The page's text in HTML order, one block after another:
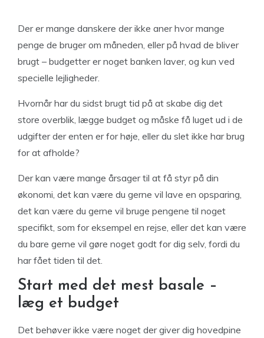
Der er mange danskere der ikke aner hvor mange
penge de bruger om måneden, eller på hvad de bliver
brugt – budgetter er noget banken laver, og kun ved
specielle lejligheder.
Hvornår har du sidst brugt tid på at skabe dig det
store overblik, lægge budget og måske få luget ud i de
udgifter der enten er for høje, eller du slet ikke har brug
for at afholde?
Der kan være mange årsager til at få styr på din
økonomi, det kan være du gerne vil lave en opsparing,
det kan være du gerne vil bruge pengene til noget
specifikt, som for eksempel en rejse, eller det kan være
du bare gerne vil gøre noget godt for dig selv, fordi du
har fået tiden til det.
Start med det mest basale –
læg et budget
Det behøver ikke være noget der giver dig hovedpine